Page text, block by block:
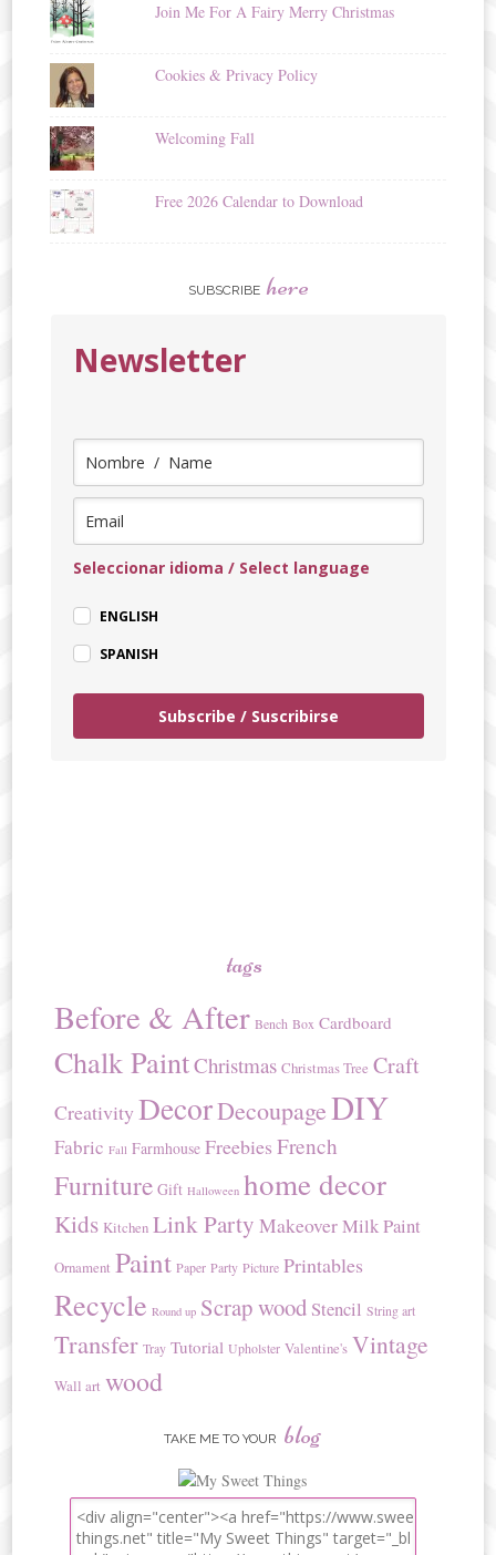
Join Me For A Fairy Merry Christmas
Cookies & Privacy Policy
Welcoming Fall
Free 2026 Calendar to Download
SUBSCRIBE here
Newsletter
Seleccionar idioma / Select language
ENGLISH
SPANISH
Subscribe / Suscribirse
tags
Before & After Bench Box Cardboard
Chalk PaintChristmas Christmas Tree Craft
CreativityDecorDecoupageDIY
Fabric Fall Farmhouse Freebies French
Furniture Gift Halloween home decor
Kids Kitchen Link Party MakeoverMilk Paint
Ornament Paint Paper Party Picture Printables
Recycle Round up Scrap wood Stencil String art
Transfer Tray Tutorial Upholster Valentine's Vintage
Wall art wood
TAKE ME TO YOUR blog